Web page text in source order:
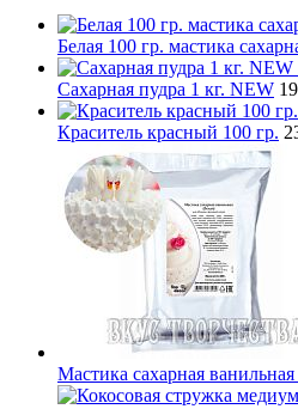
Белая 100 гр. мастика
Сахарная пудра 1 кг. NEW
Краситель красный 100 гр.
Мастика сахарная ванильная